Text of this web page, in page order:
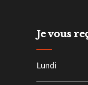
Je vous
Lundi